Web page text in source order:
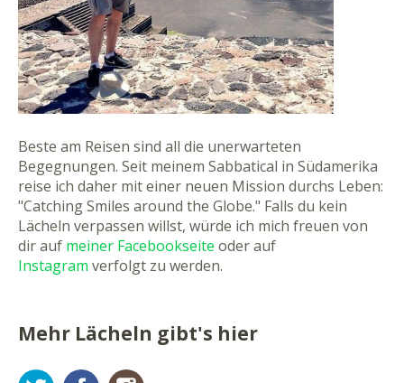
Beste am Reisen sind all die unerwarteten
Begegnungen. Seit meinem Sabbatical in Südamerika
reise ich daher mit einer neuen Mission durchs Leben:
"Catching Smiles around the Globe." Falls du kein
Lächeln verpassen willst, würde ich mich freuen von
dir auf meiner Facebookseite oder auf
Instagram verfolgt zu werden.
Mehr Lächeln gibt's hier